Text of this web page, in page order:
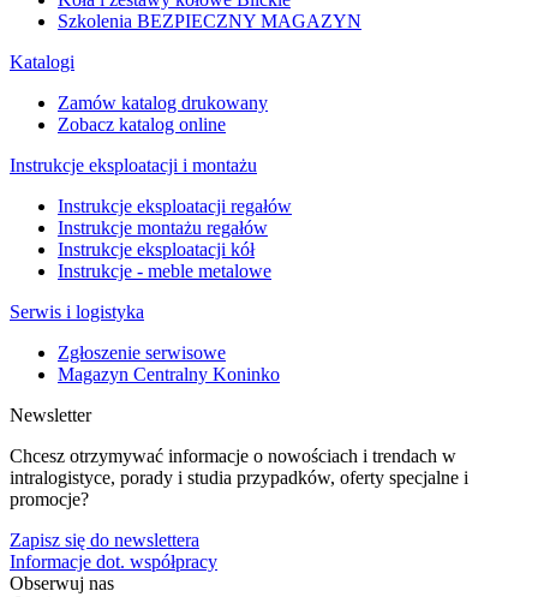
Szkolenia BEZPIECZNY MAGAZYN
Katalogi
Zamów katalog drukowany
Zobacz katalog online
Instrukcje eksploatacji i montażu
Instrukcje eksploatacji regałów
Instrukcje montażu regałów
Instrukcje eksploatacji kół
Instrukcje - meble metalowe
Serwis i logistyka
Zgłoszenie serwisowe
Magazyn Centralny Koninko
Newsletter
Chcesz otrzymywać informacje o nowościach i trendach w
intralogistyce, porady i studia przypadków, oferty specjalne i
promocje?
Zapisz się do newslettera
Informacje dot. współpracy
Obserwuj nas